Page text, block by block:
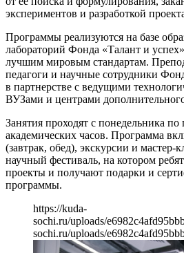
экспериментов и разработкой
Программы реализуются на базе
лабораторий Фонда «Талант и
лучшим мировым стандартам.
педагоги и научные сотрудники
в партнерстве с ведущими
ВУЗами и центрами
Занятия проходят с понедельника
академических часов. Программа
(завтрак, обед), экскурсии и
научный фестиваль, на котором
проекты и получают подарки и
программы.
https://kuda-
sochi.ru/uploads/
sochi.ru/uploads/